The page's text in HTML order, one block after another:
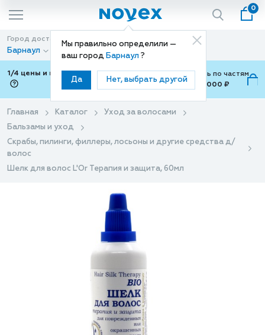
Мы правильно определили —
ваш город Барнаул ?
Да Нет, выбрать другой
0
Город доставки
Барнаул
Способ доставки
Доставка
1/4 цены и покупки ваши с Подели
Можно оплатить по частям
от 700 ₽ до 15,000 ₽
Главная Каталог
Уход за волосами
Бальзамы и уход
Скрабы, пилинги, филлеры, лосьоны и другие средства д/
волос
Шелк для волос L'Or Терапия и защита, 60мл